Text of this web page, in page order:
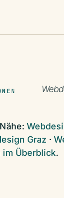
Graz ·
im Überblick.